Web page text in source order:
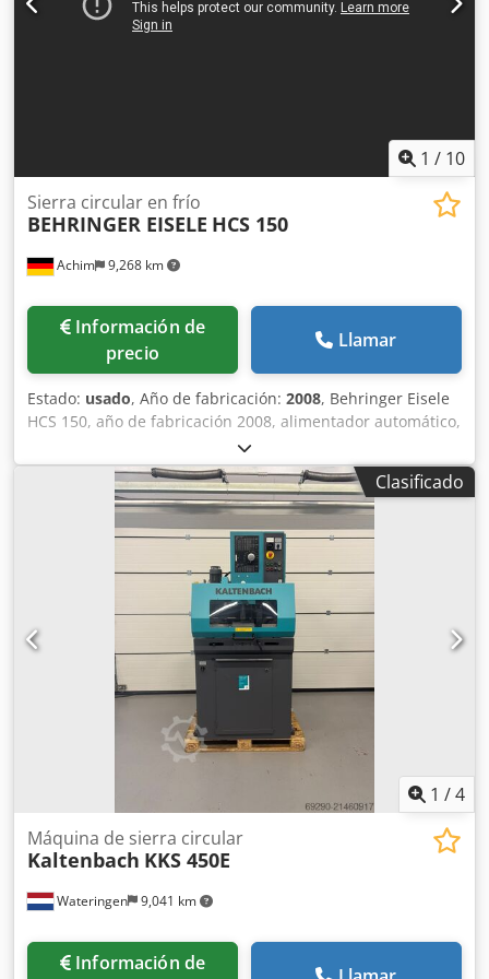
1 / 10
Achim 9,268 km
Sierra circular en frío
BEHRINGER EISELE HCS 150
Información de
precio
Llamar
Estado: usado, Año de fabricación: 2008, Behringer Eisele
HCS 150, año de fabricación 2008, alimentador automático,
sistema de evacuación de recortes. La máquina está
operativa y puede adquirirse en su estado actual o
reacondicionada por nosotros, incluida la instalación. Tipo:
HCS 150 Número de máquina: N.º de tipo: 49600H0024 Año
de fabricación: 2008 Peso: 4.500 kg Superficie necesaria:
9,3 m x 7,5 m Control: Siemens - Control PLC Material
redondo (máx.): Ø 150 mm Material plano (máx.): □ 135 mm
Avance de la hoja de sierra: 0,5 - 40 mm/min Bandejas incl.
mesa de rodillos: 11 piezas Carga máxima por bandeja:
500 kg con barra de 3 m Carga total máxima: 4.000 kg
Fabricante de la cinta: Geppert Longitud de la cinta: 1.500
mm Ancho de la cinta: 400 mm Velocidad de la cinta: 6,3
m/min Potencia total requerida: aprox. 34 kW Tensión: 400
V Cedpjxpd D Njfx Ahaorf Conexión de aire: 6 Bar
Clasificado
1 /4
Wateringen 9,041 km
Máquina de sierra circular
Kaltenbach KKS 450E
Información de